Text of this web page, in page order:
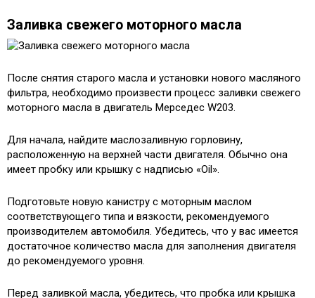
Заливка свежего моторного масла
После снятия старого масла и установки нового масляного
фильтра, необходимо произвести процесс заливки свежего
моторного масла в двигатель Мерседес W203.
Для начала, найдите маслозаливную горловину,
расположенную на верхней части двигателя. Обычно она
имеет пробку или крышку с надписью «Oil».
Подготовьте новую канистру с моторным маслом
соответствующего типа и вязкости, рекомендуемого
производителем автомобиля. Убедитесь, что у вас имеется
достаточное количество масла для заполнения двигателя
до рекомендуемого уровня.
Перед заливкой масла, убедитесь, что пробка или крышка